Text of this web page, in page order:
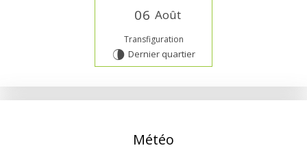
06 Août
Transfiguration
U Dernier quartier
Météo